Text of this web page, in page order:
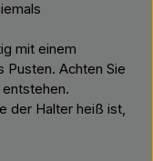
mit einem
Pusten. Achten Sie
der Halter heiß ist,